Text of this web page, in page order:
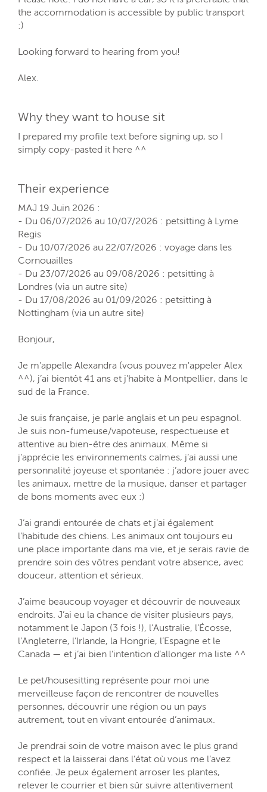
the accommodation is accessible by public transport
:)
Looking forward to hearing from you!
Alex.
Why they want to house sit
I prepared my profile text before signing up, so I
simply copy-pasted it here ^^
Their experience
MAJ 19 Juin 2026 :
- Du 06/07/2026 au 10/07/2026 : petsitting à Lyme
Regis
- Du 10/07/2026 au 22/07/2026 : voyage dans les
Cornouailles
- Du 23/07/2026 au 09/08/2026 : petsitting à
Londres (via un autre site)
- Du 17/08/2026 au 01/09/2026 : petsitting à
Nottingham (via un autre site)
Bonjour,
Je m’appelle Alexandra (vous pouvez m'appeler Alex
^^), j’ai bientôt 41 ans et j’habite à Montpellier, dans le
sud de la France.
Je suis française, je parle anglais et un peu espagnol.
Je suis non-fumeuse/vapoteuse, respectueuse et
attentive au bien-être des animaux. Même si
j’apprécie les environnements calmes, j’ai aussi une
personnalité joyeuse et spontanée : j’adore jouer avec
les animaux, mettre de la musique, danser et partager
de bons moments avec eux :)
J’ai grandi entourée de chats et j’ai également
l’habitude des chiens. Les animaux ont toujours eu
une place importante dans ma vie, et je serais ravie de
prendre soin des vôtres pendant votre absence, avec
douceur, attention et sérieux.
J’aime beaucoup voyager et découvrir de nouveaux
endroits. J’ai eu la chance de visiter plusieurs pays,
notamment le Japon (3 fois !), l’Australie, l’Écosse,
l’Angleterre, l’Irlande, la Hongrie, l’Espagne et le
Canada — et j’ai bien l’intention d’allonger ma liste ^^
Le pet/housesitting représente pour moi une
merveilleuse façon de rencontrer de nouvelles
personnes, découvrir une région ou un pays
autrement, tout en vivant entourée d’animaux.
Je prendrai soin de votre maison avec le plus grand
respect et la laisserai dans l’état où vous me l’avez
confiée. Je peux également arroser les plantes,
relever le courrier et bien sûr suivre attentivement